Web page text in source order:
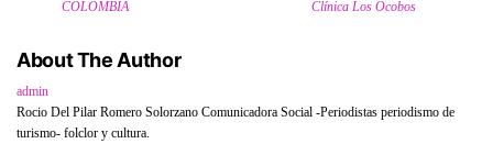
COLOMBIA
Clínica Los Ocobos
About The Author
admin
Rocio Del Pilar Romero Solorzano Comunicadora Social -Periodistas periodismo de
turismo- folclor y cultura.